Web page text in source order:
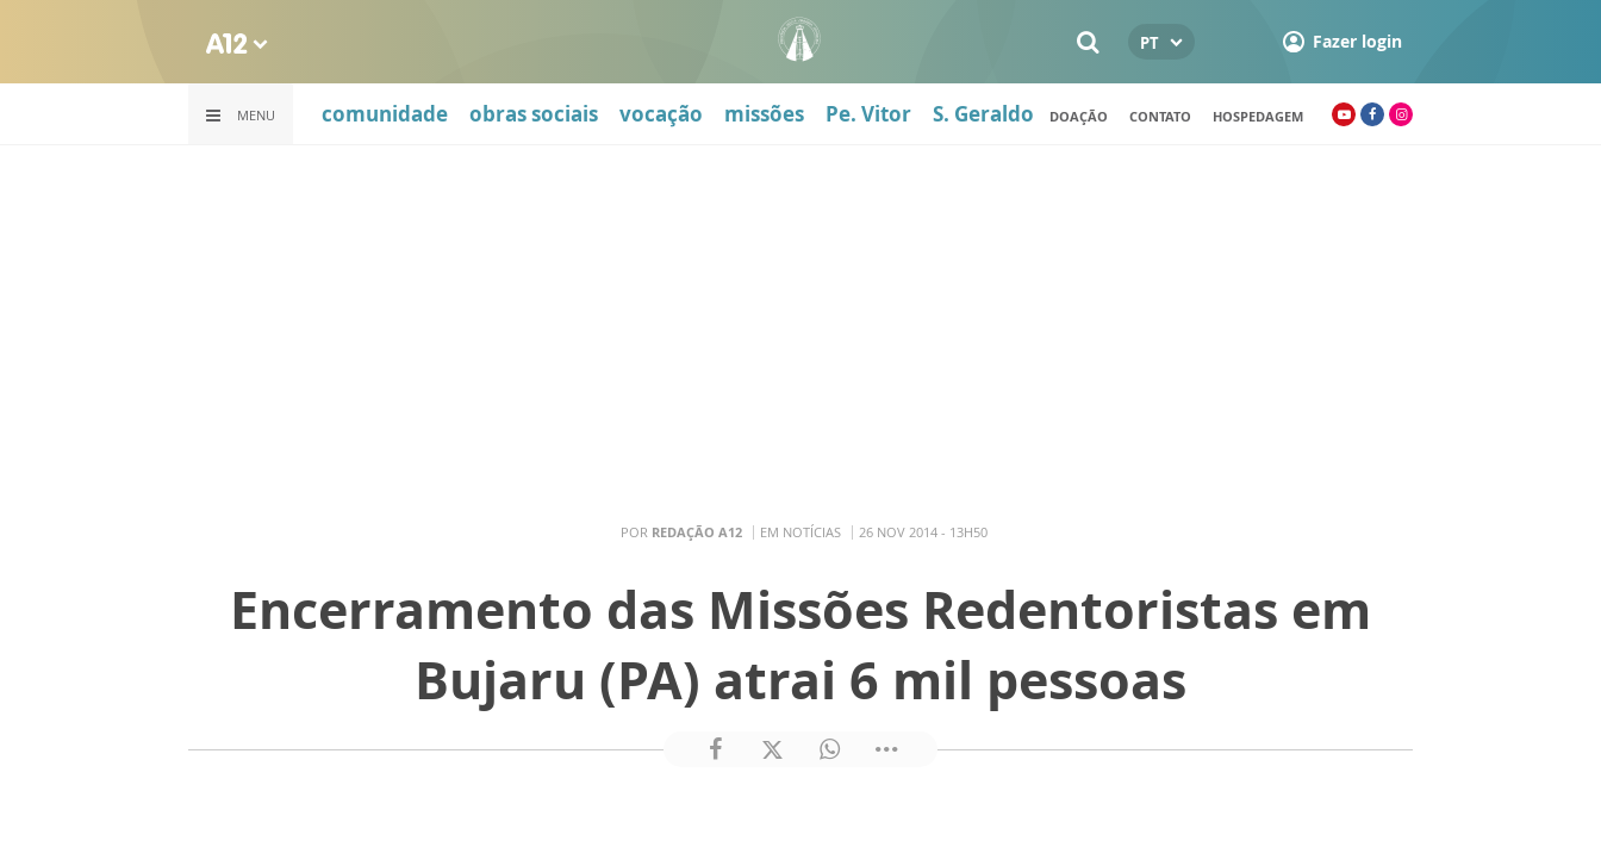
PT Fazer login
MENU comunidade obras sociais vocação missões Pe. Vitor S. Geraldo DOAÇÃO CONTATO HOSPEDAGEM
POR REDAÇÃO A12 EM NOTÍCIAS 26 NOV 2014 - 13H50
Encerramento das Missões Redentoristas em
Bujaru (PA) atrai 6 mil pessoas